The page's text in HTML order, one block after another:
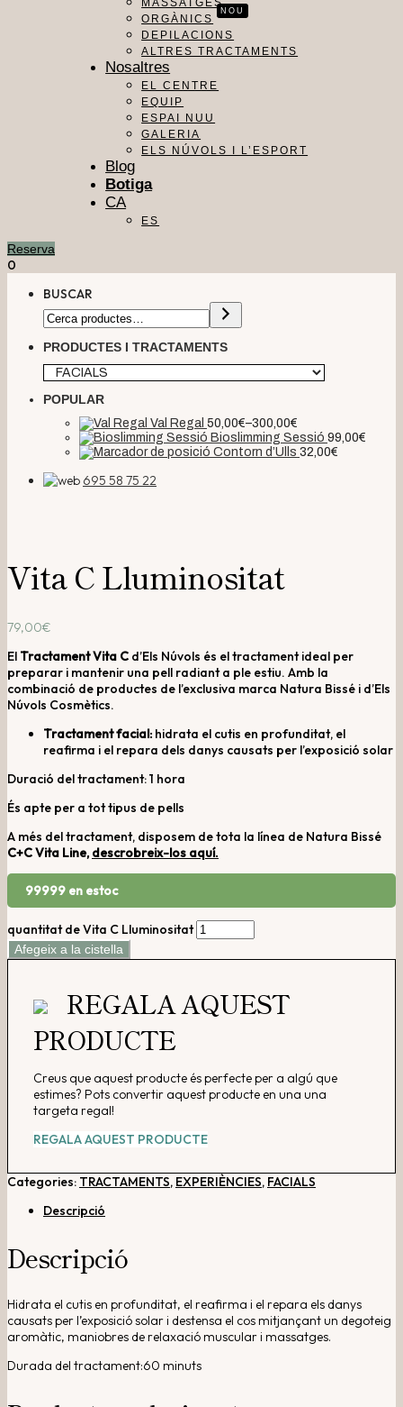
MASSATGES
ORGÀNICS
NOU
DEPILACIONS
ALTRES TRACTAMENTS
Nosaltres
EL CENTRE
EQUIP
ESPAI NUU
GALERIA
ELS NÚVOLS I L’ESPORT
Blog
Botiga
CA
ES
Reserva
0
BUSCAR
PRODUCTES I TRACTAMENTS
POPULAR
Val Regal 50,00€–300,00€
Bioslimming Sessió 99,00€
Contorn d’Ulls 32,00€
695 58 75 22
Vita C Lluminositat
79,00€
El Tractament Vita C d’Els Núvols és el tractament ideal per
preparar i mantenir una pell radiant a ple estiu. Amb la
combinació de productes de l’exclusiva marca Natura Bissé i d’Els
Núvols Cosmètics.
Tractament facial: hidrata el cutis en profunditat, el
reafirma i el repara dels danys causats per l’exposició solar
Duració del tractament: 1 hora
És apte per a tot tipus de pells
A més del tractament, disposem de tota la línea de Natura Bissé
C+C Vita Line, descrobreix-los aquí.
99999 en estoc
quantitat de Vita C Lluminositat
Afegeix a la cistella
REGALA AQUEST
PRODUCTE
Creus que aquest producte és perfecte per a algú que
estimes? Pots convertir aquest producte en una una
targeta regal!
REGALA AQUEST PRODUCTE
Categories: TRACTAMENTS, EXPERIÈNCIES, FACIALS
Descripció
Descripció
Hidrata el cutis en profunditat, el reafirma i el repara els danys
causats per l’exposició solar i destensa el cos mitjançant un degoteig
aromàtic, maniobres de relaxació muscular i massatges.
Durada del tractament:60 minuts